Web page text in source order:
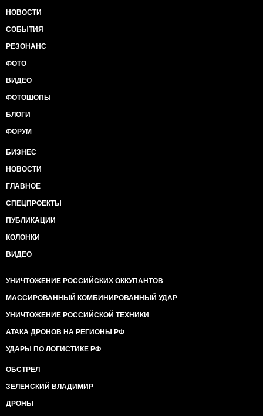
НОВОСТИ
СОБЫТИЯ
РЕЗОНАНС
ФОТО
ВИДЕО
ФОТОШОПЫ
БЛОГИ
ФОРУМ
БИЗНЕС
НОВОСТИ
ГЛАВНОЕ
СПЕЦПРОЕКТЫ
ПУБЛИКАЦИИ
КОЛОНКИ
ВИДЕО
УНИЧТОЖЕНИЕ РОССИЙСКИХ ОККУПАНТОВ
МАССИРОВАННЫЙ КОМБИНИРОВАННЫЙ УДАР
УНИЧТОЖЕНИЕ РОССИЙСКОЙ ТЕХНИКИ
АТАКА ДРОНОВ НА РЕГИОНЫ РФ
УДАРЫ ПО ЛОГИСТИКЕ РФ
ОБСТРЕЛ
ЗЕЛЕНСКИЙ ВЛАДИМИР
ДРОНЫ